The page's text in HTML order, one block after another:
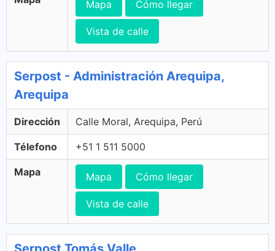
Mapa Cómo llegar
Vista de calle
Serpost - Administración Arequipa,
Arequipa
Dirección Calle Moral, Arequipa, Perú
Télefono +51 1 511 5000
Mapa Mapa Cómo llegar
Vista de calle